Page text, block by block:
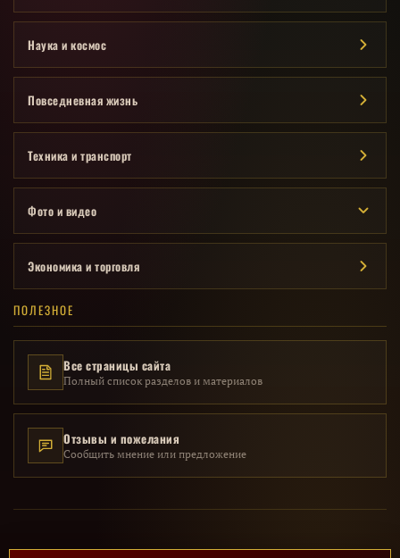
Наука и космос
Повседневная жизнь
Техника и транспорт
Фото и видео
Экономика и торговля
ПОЛЕЗНОЕ
Все страницы сайта
Полный список разделов и материалов
Отзывы и пожелания
Сообщить мнение или предложение
© 2014 – 2026 · Исторический проект «Мой СССР» · Все материалы